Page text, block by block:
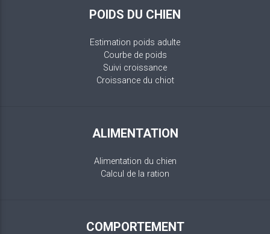
POIDS DU CHIEN
Estimation poids adulte
Courbe de poids
Suivi croissance
Croissance du chiot
ALIMENTATION
Alimentation du chien
Calcul de la ration
COMPORTEMENT